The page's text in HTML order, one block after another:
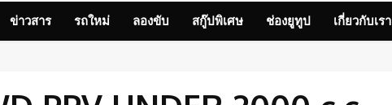
ข่าวสาร รถใหม่ ลองขับ สกู๊ปพิเศษ ช่องยูทูป เกี่ยวกับเรา